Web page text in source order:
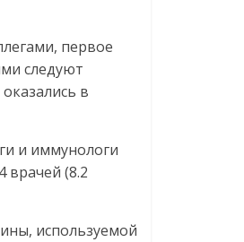
первое
следуют
в
и иммунологи
врачей (8.2
используемой